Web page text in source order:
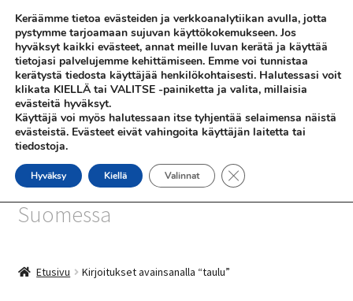
Siirry
navigointiin
Siirry
sisältöön
Valikko
SHOP
INFO
SiniSusan kortit painetaan
Suomessa
Etusivu Kirjoitukset avainsanalla “taulu”
Keräämme tietoa evästeiden ja verkkoanalytiikan avulla, jotta
pystymme tarjoamaan sujuvan käyttökokemukseen. Jos
hyväksyt kaikki evästeet, annat meille luvan kerätä ja käyttää
tietojasi palvelujemme kehittämiseen. Emme voi tunnistaa
kerätystä tiedosta käyttäjää henkilökohtaisesti. Halutessasi voit
klikata KIELLÄ tai VALITSE -painiketta ja valita, millaisia
evästeitä hyväksyt.
Käyttäjä voi myös halutessaan itse tyhjentää selaimensa näistä
evästeistä. Evästeet eivät vahingoita käyttäjän laitetta tai
tiedostoja.
Hyväksy Kiellä Valinnat Sulje evästebanneri